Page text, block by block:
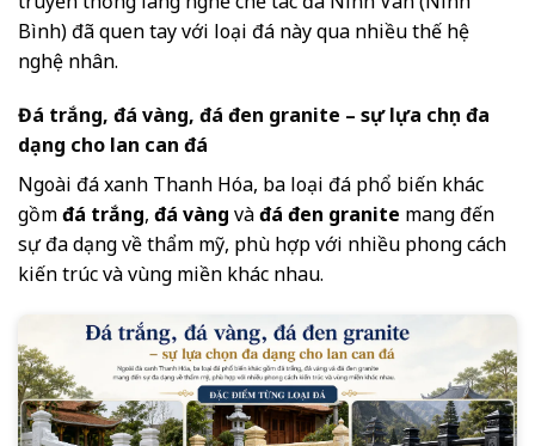
Bình) đã quen tay với loại đá này qua nhiều thế hệ
nghệ nhân.
Đá trắng, đá vàng, đá đen granite – sự lựa chọn đa
dạng cho lan can đá
Ngoài đá xanh Thanh Hóa, ba loại đá phổ biến khác
gồmđá trắng, đá vàng vàđá đen granite mang đến
sự đa dạng về thẩm mỹ, phù hợp với nhiều phong cách
kiến trúc và vùng miền khác nhau.